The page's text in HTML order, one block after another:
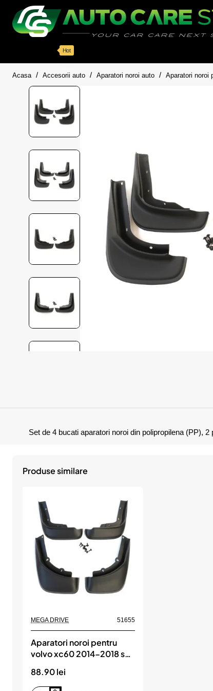
Hot
Acasa homeAccesorii auto Aparatori noroi auto Aparatori noroi
Set de 4 bucati aparatori noroi din polipropilena (PP),
Produse similare
MEGA DRIVE 51655
Aparatori noroi pentru
volvo xc60 2014-2018 set
88.90 lei